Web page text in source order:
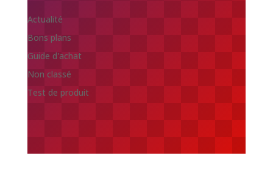
Actualité
Bons plans
Guide d'achat
Non classé
Test de produit